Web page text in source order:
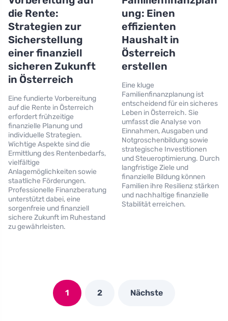
die Rente:
Strategien zur
Sicherstellung
einer finanziell
sicheren Zukunft
in Österreich
Eine fundierte Vorbereitung
auf die Rente in Österreich
erfordert frühzeitige
finanzielle Planung und
individuelle Strategien.
Wichtige Aspekte sind die
Ermittlung des Rentenbedarfs,
vielfältige
Anlagemöglichkeiten sowie
staatliche Förderungen.
Professionelle Finanzberatung
unterstützt dabei, eine
sorgenfreie und finanziell
sichere Zukunft im Ruhestand
zu gewährleisten.
ung: Einen
effizienten
Haushalt in
Österreich
erstellen
Eine kluge
Familienfinanzplanung ist
entscheidend für ein sicheres
Leben in Österreich. Sie
umfasst die Analyse von
Einnahmen, Ausgaben und
Notgroschenbildung sowie
strategische Investitionen
und Steueroptimierung. Durch
langfristige Ziele und
finanzielle Bildung können
Familien ihre Resilienz stärken
und nachhaltige finanzielle
Stabilität erreichen.
1 2 Nächste